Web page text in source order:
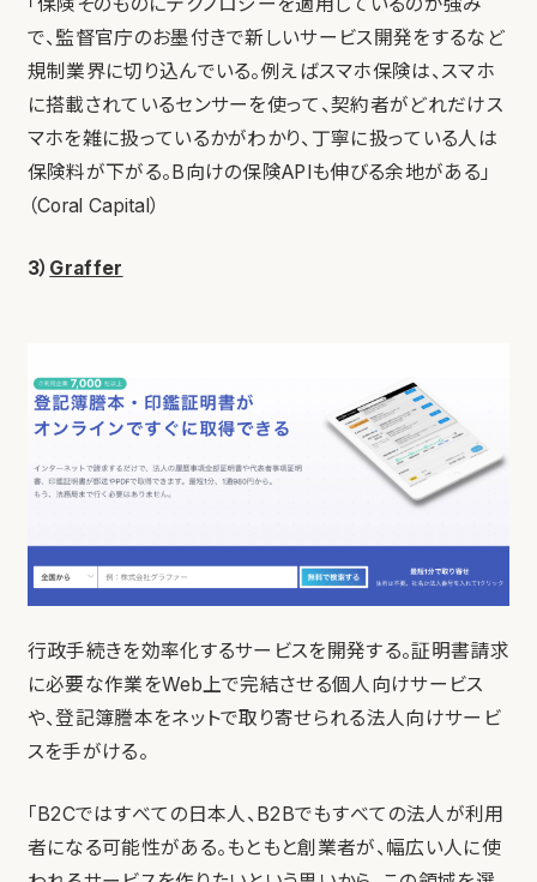
で、監督官庁のお墨付きで新しいサービス開発をするなど
規制業界に切り込んでいる。例えばスマホ保険は、スマホ
に搭載されているセンサーを使って、契約者がどれだけス
マホを雑に扱っているかがわかり、丁寧に扱っている人は
保険料が下がる。B向けの保険APIも伸びる余地がある」
（Coral Capital）
3） Graffer
行政手続きを効率化するサービスを開発する。証明書請求
に必要な作業をWeb上で完結させる個人向けサービス
や、登記簿謄本をネットで取り寄せられる法人向けサービ
スを手がける。
「B2Cではすべての日本人、B2Bでもすべての法人が利用
者になる可能性がある。もともと創業者が、幅広い人に使